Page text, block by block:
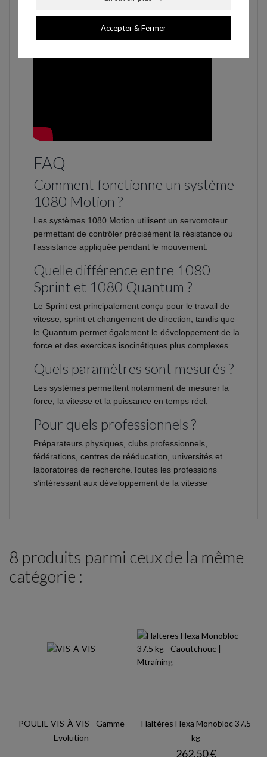
Accepter & Fermer
FAQ
Comment fonctionne un système
1080 Motion ?
Les systèmes 1080 Motion utilisent un servomoteur
permettant de contrôler précisément la résistance ou
l'assistance appliquée pendant le mouvement.
Quelle différence entre 1080
Sprint et 1080 Quantum ?
Le Sprint est principalement conçu pour le travail de
vitesse, sprint et changement de direction, tandis que
le Quantum permet également le développement de la
force et des exercices isocinétiques plus complexes.
Quels paramètres sont mesurés ?
Les systèmes permettent notamment de mesurer la
force, la vitesse et la puissance en temps réel.
Pour quels professionnels ?
Préparateurs physiques, clubs professionnels,
fédérations, centres de rééducation, universités et
laboratoires de recherche.Toutes les professions
s’intéressant aux développement de la vitesse
8 produits parmi ceux de la même
catégorie :
POULIE VIS-À-VIS - Gamme
Evolution
Haltères Hexa Monobloc 37.5
kg
Prix
262,50 €